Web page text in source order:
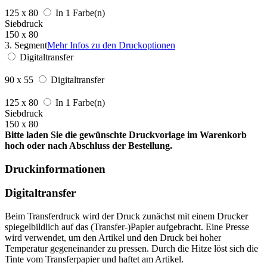
125 x 80
In 1 Farbe(n)
Siebdruck
150 x 80
3. SegmentMehr Infos zu den Druckoptionen
Digitaltransfer
90 x 55 Digitaltransfer
125 x 80
In 1 Farbe(n)
Siebdruck
150 x 80
Bitte laden Sie die gewünschte Druckvorlage im Warenkorb
hoch oder nach Abschluss der Bestellung.
Druckinformationen
Digitaltransfer
Beim Transferdruck wird der Druck zunächst mit einem Drucker
spiegelbildlich auf das (Transfer-)Papier aufgebracht. Eine Presse
wird verwendet, um den Artikel und den Druck bei hoher
Temperatur gegeneinander zu pressen. Durch die Hitze löst sich die
Tinte vom Transferpapier und haftet am Artikel.